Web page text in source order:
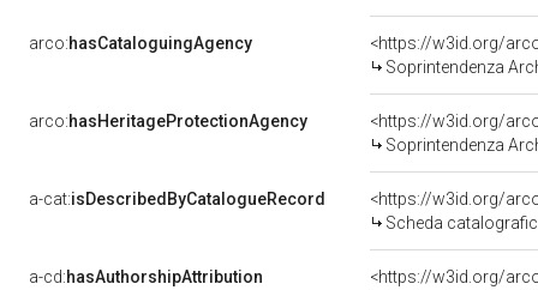
arco:hasCataloguingAgency
<https://w3id.org/
Soprintendenza
arco:hasHeritageProtectionAgency
<https://w3id.org/
Soprintendenza
a-cat:isDescribedByCatalogueRecord
<https://w3id.org/
Scheda
a-cd:hasAuthorshipAttribution
<https://w3id.org/